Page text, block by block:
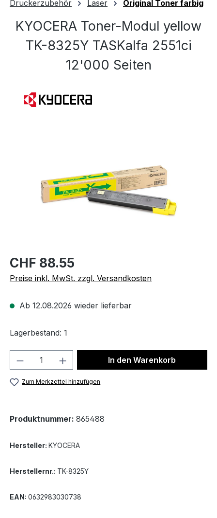
Druckerzubehör Laser Original Toner farbig
KYOCERA Toner-Modul yellow
TK-8325Y TASKalfa 2551ci
12'000 Seiten
CHF 88.55
Preise inkl. MwSt. zzgl. Versandkosten
Ab 12.08.2026 wieder lieferbar
Lagerbestand: 1
Produkt Anzahl: Gib denIn den Warenkorb
Zum Merkzettel hinzufügen
Produktnummer: 865488
Hersteller: KYOCERA
Herstellernr.: TK-8325Y
EAN: 0632983030738